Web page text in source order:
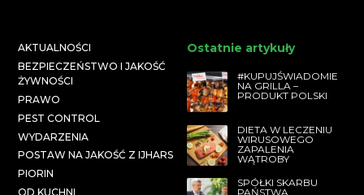
AKTUALNOŚCI
BEZPIECZEŃSTWO I JAKOŚĆ
ŻYWNOŚCI
PRAWO
PEST CONTROL
WYDARZENIA
POSTAW NA JAKOŚĆ Z IJHARS
PIORIN
OD KUCHNI
Ostatnie artykuły
#KUPUJŚWIADOMIE
NA GRILLA –
PRODUKT POLSKI
DIETA W LECZENIU
WIRUSOWEGO
ZAPALENIA
WĄTROBY
SPÓŁKI SKARBU
PAŃSTWA